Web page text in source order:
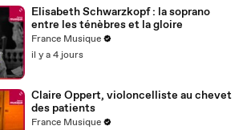
Elisabeth Schwarzkopf : la soprano
entre les ténèbres et la gloire
France Musique
il y a 4 jours
Claire Oppert, violoncelliste au chevet
des patients
France Musique